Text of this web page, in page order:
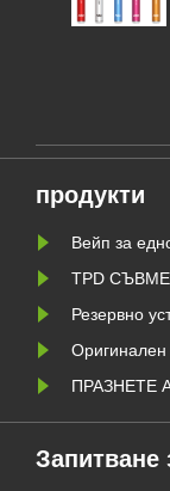
продукти
Вейп за
TPD
Резервно
Оригинален
ПРАЗНЕТЕ
Запитване